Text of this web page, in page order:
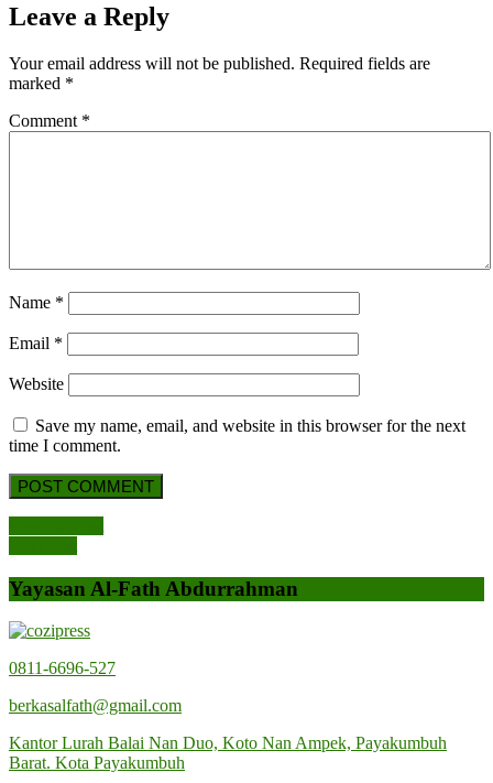
Leave a Reply
Your email address will not be published. Required fields are
marked *
Comment *
Name *
Email *
Website
Save my name, email, and website in this browser for the next
time I comment.
Post
navigation
Yayasan Al-Fath Abdurrahman
0811-6696-527
berkasalfath@gmail.com
Kantor Lurah Balai Nan Duo, Koto Nan Ampek, Payakumbuh
Barat. Kota Payakumbuh